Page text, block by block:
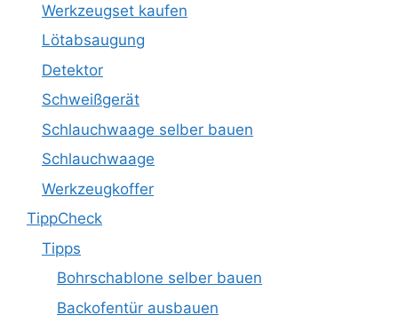
Werkzeugset kaufen
Lötabsaugung
Detektor
Schweißgerät
Schlauchwaage selber bauen
Schlauchwaage
Werkzeugkoffer
TippCheck
Tipps
Bohrschablone selber bauen
Backofentür ausbauen